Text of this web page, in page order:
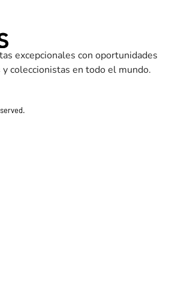
excepcionales con oportunidades
coleccionistas en todo el mundo.